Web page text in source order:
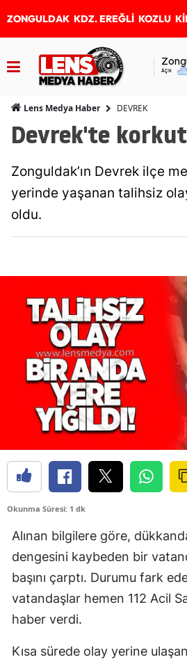
ZONGULDAK KDZ. EREĞLİ KOZLU
Açık
Lens Medya Haber DEVREK
Devrek'te
Zonguldak’ın Devrek ilçe
yerinde yaşanan talihsiz
oldu.
Okunma Süresi: 1 dk
Alınan bilgilere göre,
dengesini kaybeden bir
başını çarptı. Durumu fark
vatandaşlar hemen 112 Acil
haber verdi.
Kısa sürede olay yerine